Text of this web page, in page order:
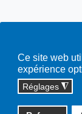
Ce site web
expérience
Réglages ◮
Copyright ©